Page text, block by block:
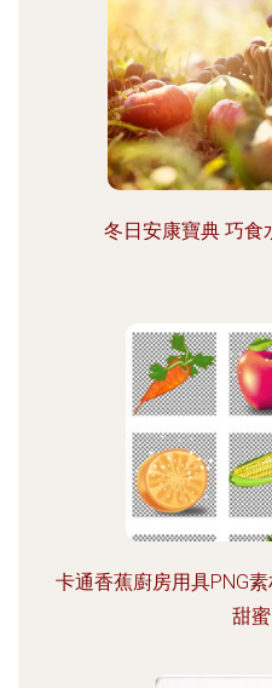
冬日安康寶典 巧食
卡通香蕉廚房用具PNG
甜